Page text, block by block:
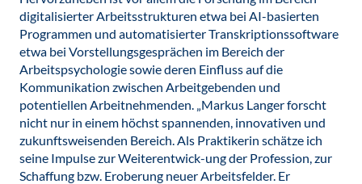
digitalisierter Arbeitsstrukturen etwa bei AI-basierten
Programmen und automatisierter Transkriptionssoftware
etwa bei Vorstellungsgesprächen im Bereich der
Arbeitspsychologie sowie deren Einfluss auf die
Kommunikation zwischen Arbeitgebenden und
potentiellen Arbeitnehmenden. „Markus Langer forscht
nicht nur in einem höchst spannenden, innovativen und
zukunftsweisenden Bereich. Als Praktikerin schätze ich
seine Impulse zur Weiterentwick-ung der Profession, zur
Schaffung bzw. Eroberung neuer Arbeitsfelder. Er